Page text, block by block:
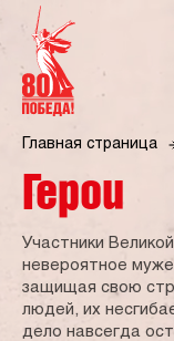
Главная страница
Герои
Участники
невероятное
защищая свою
людей, их
дело навсегда